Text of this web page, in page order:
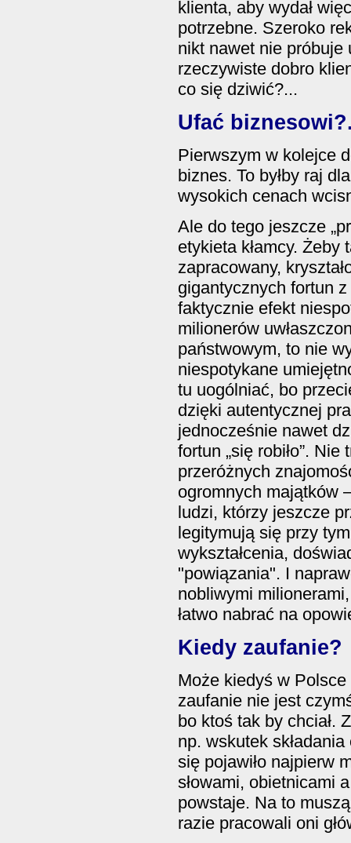
klienta, aby wydał
potrzebne. Szeroko
nikt nawet nie
rzeczywiste dobro
co się dziwić?...
Ufać
Pierwszym w kolejce
biznes. To byłby raj
wysokich cenach
Ale do tego jeszcze
etykieta kłamcy.
zapracowany,
gigantycznych fortun
faktycznie efekt
milionerów
państwowym, to nie
niespotykane
tu uogólniać, bo
dzięki autentycznej
jednocześnie nawet
fortun „się robiło”.
przeróżnych
ogromnych majątków
ludzi, którzy jeszcze
legitymują się przy
wykształcenia,
"powiązania". I
nobliwymi
łatwo nabrać na
Kiedy zaufanie?
Może kiedyś w
zaufanie nie jest
bo ktoś tak by chciał.
np. wskutek
się pojawiło najpierw
słowami, obietnicami
powstaje. Na to
razie pracowali oni